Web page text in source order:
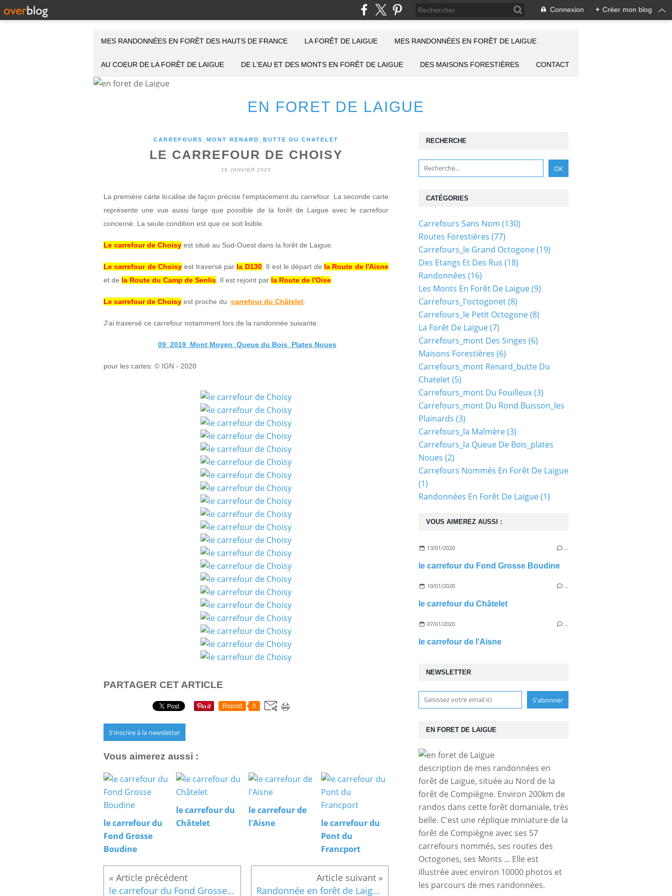
Connexion + Créer mon blog
EN FORET DE LAIGUE
MES RANDONNÉES EN FORÊT DES HAUTS DE FRANCE LA FORÊT DE LAIGUE MES RANDONNÉES EN FORÊT DE LAIGUE
AU COEUR DE LA FORÊT DE LAIGUE DE L'EAU ET DES MONTS EN FORÊT DE LAIGUE DES MAISONS FORESTIÈRES CONTACT
CARREFOURS_MONT RENARD_BUTTE DU CHATELET
LE CARREFOUR DE CHOISY
16 JANVIER 2020
La première carte localise de façon précise l'emplacement du carrefour. La seconde carte
représente une vue aussi large que possible de la forêt de Laigue avec le carrefour
concerné. La seule condition est que ce soit lisible.
Le carrefour de Choisy est situé au Sud-Ouest dans la forêt de Laigue.
Le carrefour de Choisy est traversé par la D130. Il est le départ de la Route de l'Aisne
et de la Route du Camp de Senlis . Il est rejoint par la Route de l'Oise
Le carrefour de Choisy est proche du carrefour du Châtelet
J'ai traversé ce carrefour notamment lors de la randonnée suivante:
09_2019_Mont Moyen_Queue du Bois_Plates Noues
pour les cartes: © IGN - 2020
PARTAGER CET ARTICLE
Repost 0
S'inscrire à la newsletter
Vous aimerez aussi :
le carrefour du
Fond Grosse
Boudine
le carrefour du
Châtelet
le carrefour de
l'Aisne
le carrefour du
Pont du
Francport
le carrefour du Fond Grosse Boudine Randonnée en forêt de Laigue_La Malmère_Les Croisettes_Monts du Rond Buisson et des Châtillons
NEWSLETTER
RECHERCHE
EN FORET DE LAIGUE
description de mes randonnées en
forêt de Laigue, située au Nord de la
forêt de Compiègne. Environ 200km de
randos dans cette forêt domaniale, très
belle. C'est une réplique miniature de la
forêt de Compiègne avec ses 57
carrefours nommés, ses routes des
Octogones, ses Monts ... Elle est
illustrée avec environ 10000 photos et
les parcours de mes randonnées.
VOUS AIMEREZ AUSSI :
13/01/2020 …
le carrefour du Fond Grosse Boudine
10/01/2020 …
le carrefour du Châtelet
07/01/2020 …
le carrefour de l'Aisne
CATÉGORIES
Carrefours Sans Nom (130)
Routes Forestières (77)
Carrefours_le Grand Octogone(19)
Des Etangs Et Des Rus (18)
Randonnées (16)
Les Monts En Forêt De Laigue(9)
Carrefours_l'octogonet(8)
Carrefours_le Petit Octogone(8)
La Forêt De Laigue(7)
Carrefours_mont Des Singes (6)
Maisons Forestières (6)
Carrefours_mont Renard_butte Du
Chatelet(5)
Carrefours_mont Du Fouilleux(3)
Carrefours_mont Du Rond Buisson_les
Plainards (3)
Carrefours_la Malmère(3)
Carrefours_la Queue De Bois_plates
Noues (2)
Carrefours Nommés En Forêt De Laigue
(1)
Randonnées En Forêt De Laigue(1)